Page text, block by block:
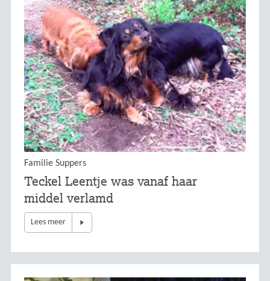
Familie Suppers
Teckel Leentje was vanaf haar
middel verlamd
Lees meer